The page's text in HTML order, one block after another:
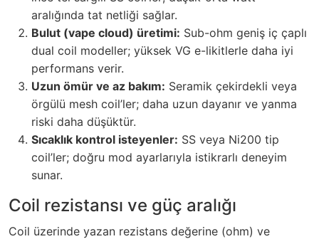
aralığında tat netliği sağlar.
Bulut (vape cloud) üretimi: Sub-ohm geniş iç çaplı
dual coil modeller; yüksek VG e-likitlerle daha iyi
performans verir.
Uzun ömür ve az bakım: Seramik çekirdekli veya
örgülü mesh coil’ler; daha uzun dayanır ve yanma
riski daha düşüktür.
Sıcaklık kontrol isteyenler: SS veya Ni200 tip
coil’ler; doğru mod ayarlarıyla istikrarlı deneyim
sunar.
Coil rezistansı ve güç aralığı
Coil üzerinde yazan rezistans değerine (ohm) ve